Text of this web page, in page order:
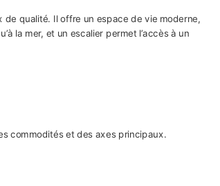
qualité. Il offre un espace de vie moderne,
la mer, et un escalier permet l’accès à un
commodités et des axes principaux.